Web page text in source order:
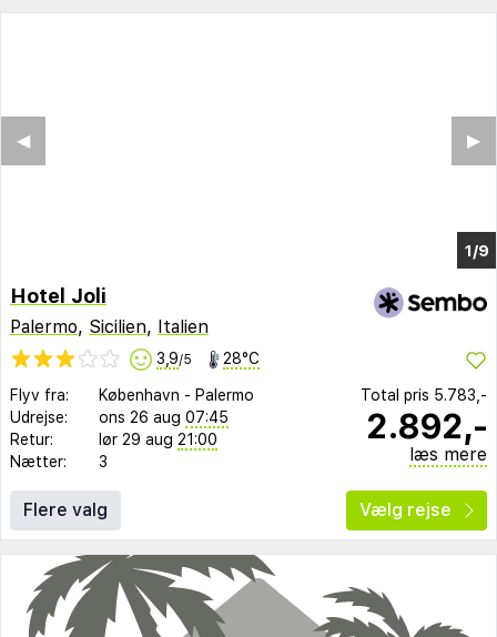
1/2
▶︎
◀︎
Hotel Joli
Palermo, Sicilien, Italien
3,9/5 28°C
Flyv fra: København - Palermo
Udrejse:
ons 26 aug 07:45
Retur:
lør 29 aug 21:00
Nætter:
3
Total pris 5.783,-
2.892,-
læs mere
Flere valg Vælg rejse